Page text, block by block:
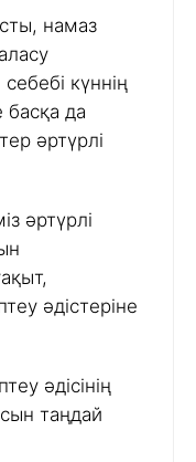
намаз
күннің
да
әртүрлі
әртүрлі
әдістеріне
әдісінің
таңдай